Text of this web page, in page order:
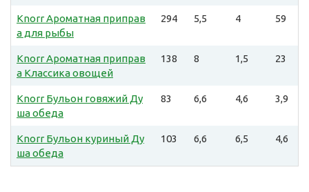
Knorr Ароматная приправ
а для рыбы
294 5,5 4 59
Knorr Ароматная приправ
а Классика овощей
138 8 1,5 23
Knorr Бульон говяжий Ду
ша обеда
83 6,6 4,6 3,9
Knorr Бульон куриный Ду
ша обеда
103 6,6 6,5 4,6